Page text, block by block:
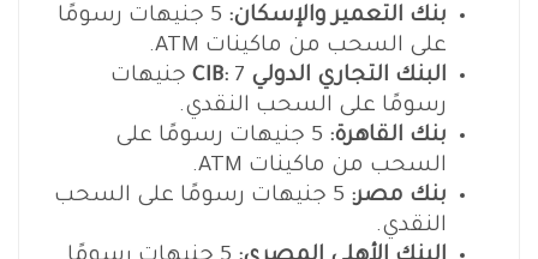
بنك التعمير والإسكان:
5 جنيهات رسومًا
على السحب من ماكينات ATM.
البنك التجاري الدولي CIB:
7 جنيهات
رسومًا على السحب النقدي.
بنك القاهرة:
5 جنيهات رسومًا على
السحب من ماكينات ATM.
بنك مصر:
5 جنيهات رسومًا على السحب
النقدي.